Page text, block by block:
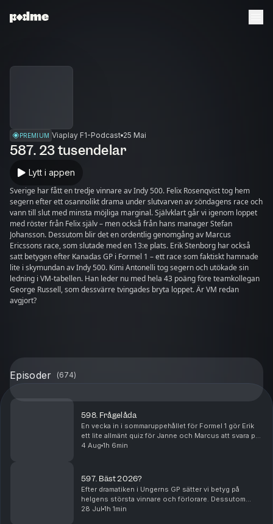
PREMIUM Viaplay F1-Podcast 25 Mai
587. 23 tusendelar
Lytt i appen
Sverige har fått en tredje vinnare av Indy 500. Felix Rosenqvist tog hem
segern efter ett osannolikt drama under slutvarven av söndagens race och
vann till slut med minsta möjliga marginal. Självklart går vi igenom loppet
med röster från Felix själv – men också från hans manager Stefan
Johansson. Dessutom blir det en ordentlig genomgång av Marcus
Ericssons race, som slutade med en 13:e plats. Erik Stenborg har också
satt betygen efter Kanadas GP i Formel 1 – ett race som faktiskt hamnade
lite i skymundan av Indy 500. Kimi Antonelli tog segern och utökade sin
ledning i VM-tabellen. Han leder nu med hela 43 poäng före teamkollegan
George Russell, som dessvärre tvingades bryta loppet. Är VM redan
avgjort?
Episoder (674)
598. Frågelåda
En vecka in i sommaruppehållet för Formel 1 gör Erik
ett lite allmänt quiz för Janne och Marcus att svara på.
Blir dessutom frågor till både Janne och Marcus av
4 Aug 1h 6min
597. Bäst 2026?
Efter dramatiken i Ungerns GP sätter vi betyg på
helgens största vinnare och förlorare. Dessutom
förklarar vi vad Formel 1 omtalade "summer shutdown"
28 Jul 1h 1min